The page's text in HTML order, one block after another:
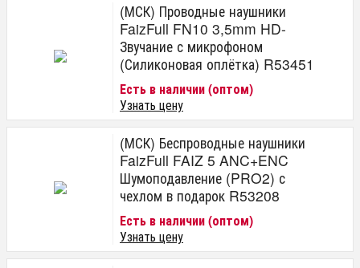
(МСК) Проводные наушники
FaizFull FN10 3,5mm HD-
Звучание с микрофоном
(Силиконовая оплётка) R53451
Есть в наличии (оптом)
Узнать цену
(МСК) Беспроводные наушники
FaizFull FAIZ 5 ANC+ENC
Шумоподавление (PRO2) с
чехлом в подарок R53208
Есть в наличии (оптом)
Узнать цену